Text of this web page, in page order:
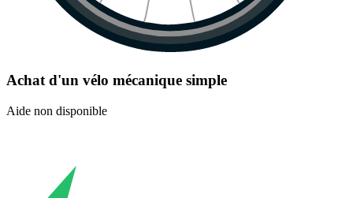
Achat d'un vélo mécanique simple
Aide non disponible